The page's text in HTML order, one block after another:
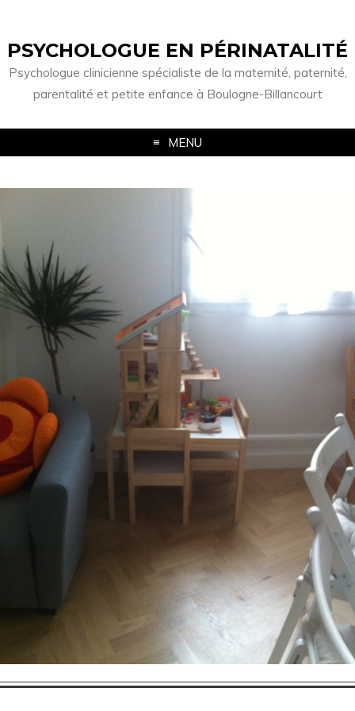
PSYCHOLOGUE EN PÉRINATALITÉ
Psychologue clinicienne spécialiste de la maternité, paternité,
parentalité et petite enfance à Boulogne-Billancourt
MENU